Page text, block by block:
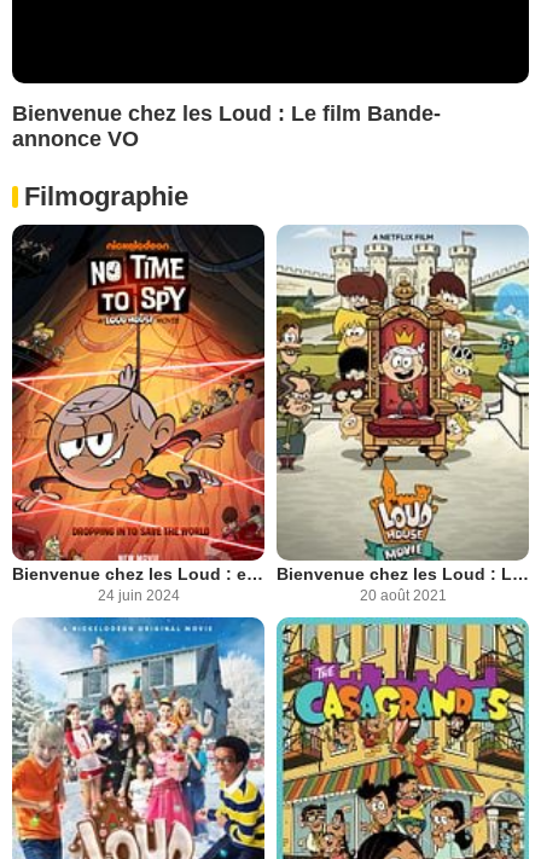
Bienvenue chez les Loud : Le film Bande-
annonce VO
Filmographie
Bienvenue chez les Loud : espionner peut attendre
24 juin 2024
Bienvenue chez les Loud : Le film
20 août 2021